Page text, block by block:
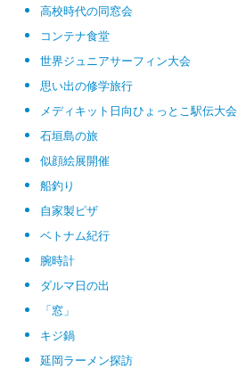
高校時代の同窓会
コンテナ食堂
世界ジュニアサーフィン大会
思い出の修学旅行
メディキット日向ひょっとこ駅伝大会
石垣島の旅
似顔絵展開催
船釣り
自家製ピザ
ベトナム紀行
腕時計
ダルマ日の出
「窓」
キジ鍋
延岡ラーメン探訪